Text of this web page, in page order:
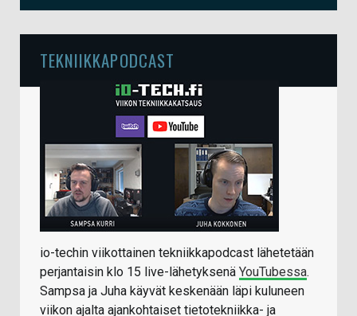
TEKNIIKKAPODCAST
io-techin viikottainen tekniikkapodcast lähetetään
perjantaisin klo 15 live-lähetyksenä YouTubessa.
Sampsa ja Juha käyvät keskenään läpi kuluneen
viikon ajalta ajankohtaiset tietotekniikka- ja